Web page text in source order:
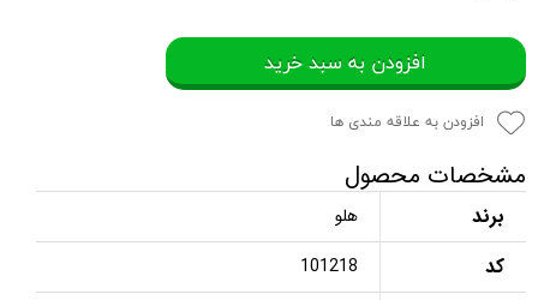
افزودن به سبد خرید
افزودن به علاقه مندی ها
مشخصات محصول
برند هلو
کد 101218